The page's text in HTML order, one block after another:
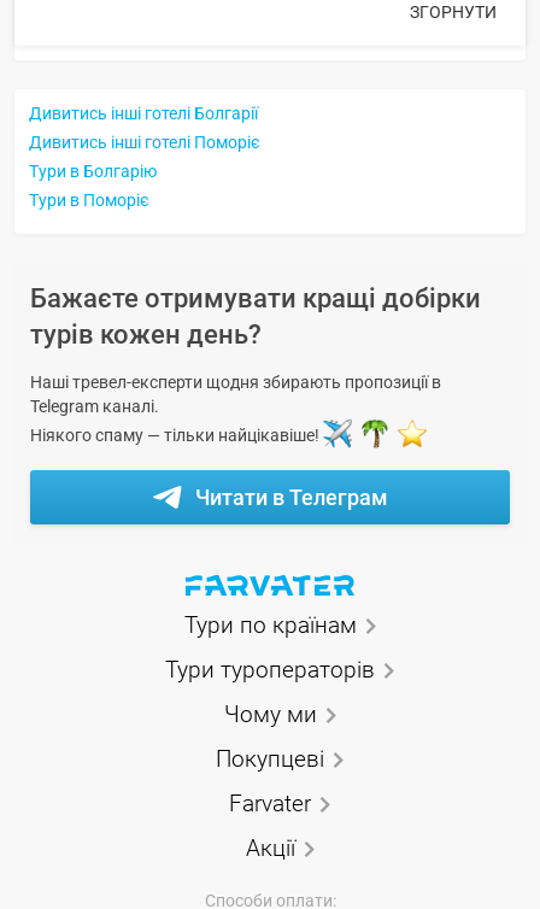
ЗГОРНУТИ
Дивитись інші готелі Болгарії
Дивитись інші готелі Поморіє
Тури в Болгарію
Тури в Поморіє
Бажаєте отримувати кращі добірки
турів кожен день?
Наші тревел-експерти щодня збирають пропозиції в
Telegram каналі.
Ніякого спаму — тільки найцікавіше!
Читати в Телеграм
Тури по країнам
Тури туроператорів
Чому ми
Покупцеві
Farvater
Акції
Способи оплати: